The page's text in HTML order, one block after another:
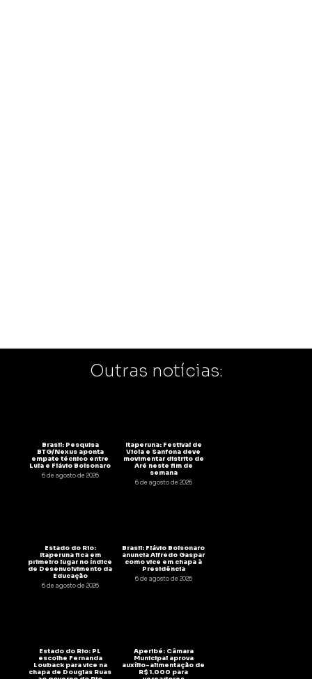
Outras notícias:
Brasil: Pesquisa
BTG/Nexus aponta
empate técnico entre
Lula e Flávio Bolsonaro
6 de agosto de 2026
Itaperuna: Festival de
Viola e Sanfona deve
movimentar distrito de
Aré neste fim de
semana
6 de agosto de 2026
Estado do Rio:
Itaperuna fica em
primeiro lugar no Índice
de Desenvolvimento da
Educação
6 de agosto de 2026
Brasil: Flávio Bolsonaro
anuncia Alfredo Gaspar
como vice em chapa à
Presidência
6 de agosto de 2026
Estado do Rio: PL
escolhe Fernanda
Louback para vice na
chapa de Douglas Ruas
Aperibé: Câmara
Municipal aprova
auxílio-alimentação de
R$ 1.000 para